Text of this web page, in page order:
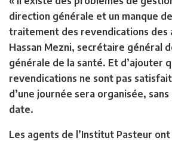
direction générale et un manque
traitement des revendications des
Hassan Mezni, secrétaire général
générale de la santé. Et d’ajouter
revendications ne sont pas
d’une journée sera organisée,
date.
Les agents de l’Institut Pasteur